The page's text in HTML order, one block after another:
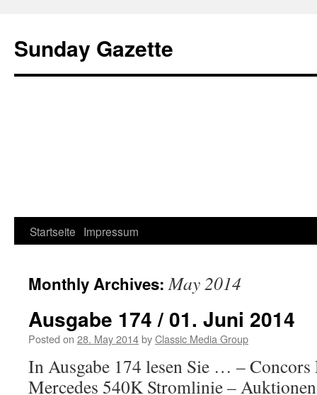
Sunday Gazette
Skip
content
Startseite Impressum
Monthly Archives:May 2014
Ausgabe 174 / 01. Juni 2014
Posted on 28. May 2014byClassic Media Group
In Ausgabe 174 lesen Sie … – Concors
Mercedes 540K Stromlinie –